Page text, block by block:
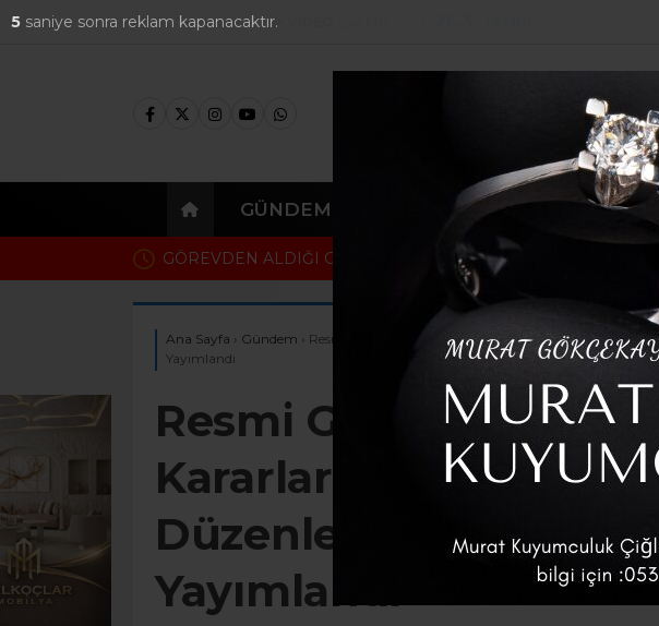
FOTOGALERİ
GÜNDEM EKONOMI POLITIKA
İzmir soruşturmasında dikkat çeken gelişme: Veli Ağbaba’nın
Ağbaba’nın ortağı çıktı
Ana Sayfa › Gündem › Resmi Gazete’de Peş Peşe Kritik Kararlar!
Yayımlandı
Resmi Gazete’de Peş
Kararlar!
Düzenlemesi ve Yeni
Yayımlandı
4saniye sonra reklam kapanacaktır.